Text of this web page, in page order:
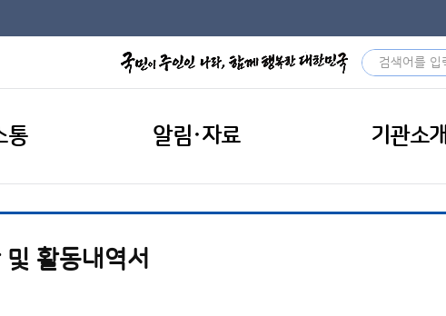
통 알림·자료 기관소개
활동내역서